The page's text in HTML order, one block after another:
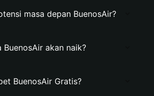
masa depan BuenosAir?
BuenosAir akan naik?
BuenosAir Gratis?